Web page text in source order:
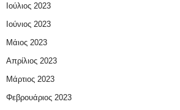
Ιούλιος 2023
Ιούνιος 2023
Μάιος 2023
Απρίλιος 2023
Μάρτιος 2023
Φεβρουάριος 2023